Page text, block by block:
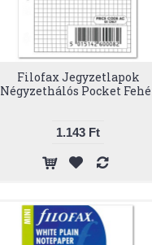
Filofax Jegyzetlapok
Négyzethálós Pocket
1.143 Ft